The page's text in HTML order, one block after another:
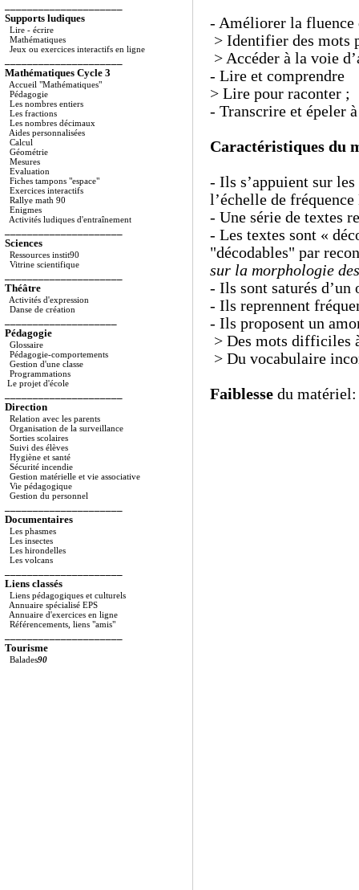
- Améliorer la fluence
> Identifier des mots
> Accéder à la voie
- Lire et comprendre
> Lire pour raconter ;
- Transcrire et épeler
Caractéristiques du
- Ils s’appuient sur
l’échelle de
- Une série de textes
- Les textes sont «
"décodables" par
sur la morphologie
- Ils sont saturés
- Ils reprennent
- Ils proposent un
> Des mots difficiles
> Du vocabulaire
Faiblesse du matériel:
Supports ludiques
Lire - écrire
Mathématiques
Jeux ou exercices interactifs en ligne
Mathématiques Cycle 3
Accueil "Mathématiques"
Pédagogie
Les nombres entiers
Les fractions
Les nombres décimaux
Aides personnalisées
Calcul
Géométrie
Mesures
Evaluation
Fiches tampons "espace"
Exercices interactifs
Rallye math 90
Enigmes
Activités ludiques d'entraînement
Sciences
Ressources instit90
Vitrine scientifique
Théâtre
Activités d'expression
Danse de création
Pédagogie
Glossaire
Pédagogie-comportements
Gestion d'une classe
Programmations
Le projet d'école
Direction
Relation avec les parents
Organisation de la surveillance
Sorties scolaires
Suivi des élèves
Hygiène et santé
Sécurité incendie
Gestion matérielle et vie associative
Vie pédagogique
Gestion du personnel
Documentaires
Les phasmes
Les insectes
Les hirondelles
Les volcans
Liens classés
Liens pédagogiques et culturels
Annuaire spécialisé EPS
Annuaire d'exercices en ligne
Référencements, liens "amis"
Tourisme
Balades90